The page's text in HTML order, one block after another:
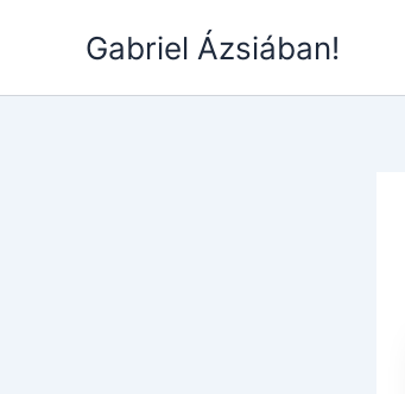
Gabriel Ázsiában!